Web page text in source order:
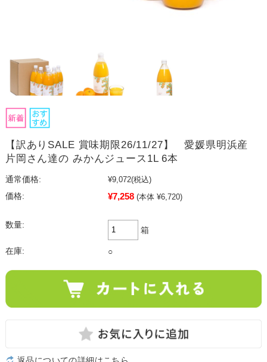
【訳ありSALE 賞味期限26/11/27】 愛媛県明浜産
片岡さん達の みかんジュース1L 6本
通常価格: ¥9,072(税込)
価格:
¥7,258 (本体 ¥6,720)
数量:
箱
在庫: ○